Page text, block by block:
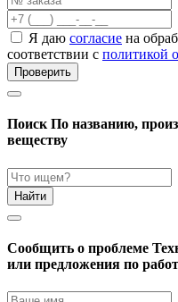
Я даю согласие на
соответствии с политикой
Проверить
Поиск По названию,
веществу
Найти
Cообщить о проблеме
или предложения по